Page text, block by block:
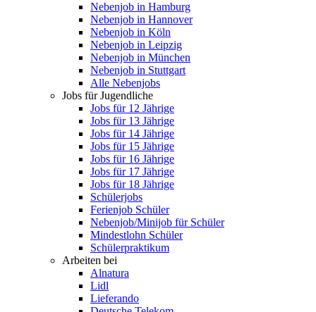
Nebenjob in Hamburg
Nebenjob in Hannover
Nebenjob in Köln
Nebenjob in Leipzig
Nebenjob in München
Nebenjob in Stuttgart
Alle Nebenjobs
Jobs für Jugendliche
Jobs für 12 Jährige
Jobs für 13 Jährige
Jobs für 14 Jährige
Jobs für 15 Jährige
Jobs für 16 Jährige
Jobs für 17 Jährige
Jobs für 18 Jährige
Schülerjobs
Ferienjob Schüler
Nebenjob/Minijob für Schüler
Mindestlohn Schüler
Schülerpraktikum
Arbeiten bei
Alnatura
Lidl
Lieferando